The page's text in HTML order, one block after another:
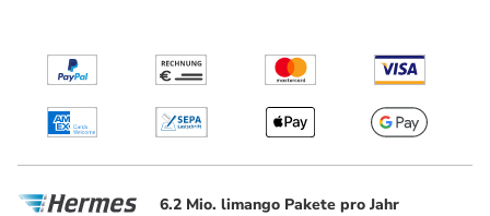
6.2 Mio. limango Pakete pro Jahr